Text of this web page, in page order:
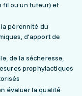
fil ou un tuteur) et
pérennité du
d'apport de
de la sécheresse,
prophylactiques
évaluer la qualité